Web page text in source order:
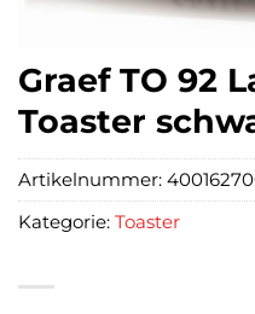
Graef TO 92
Toaster
Artikelnummer:
Kategorie: Toaster